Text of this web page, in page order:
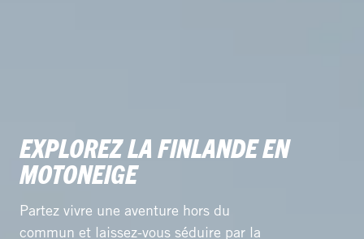
EXPLOREZ LA FINLANDE EN
MOTONEIGE
Partez vivre une aventure hors du
commun et laissez-vous séduire par la